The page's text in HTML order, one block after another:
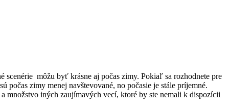
scenérie môžu byť krásne aj počas zimy. Pokiaľ sa rozhodnete pre
zimy menej navštevované, no počasie je stále príjemné.
množstvo iných zaujímavých vecí, ktoré by ste nemali k dispozícii